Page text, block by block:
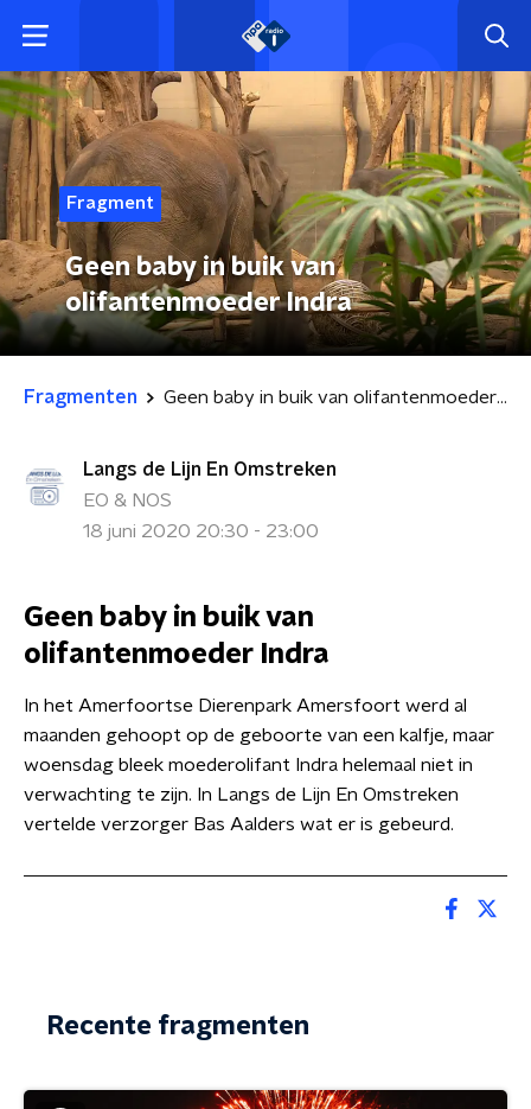
Fragment
Geen baby in buik van
olifantenmoeder Indra
Fragmenten Geen baby in buik van olifantenmoeder Indra
Langs de Lijn En Omstreken
EO & NOS
18 juni 2020 20:30 - 23:00
Geen baby in buik van
olifantenmoeder Indra
In het Amerfoortse Dierenpark Amersfoort werd al
maanden gehoopt op de geboorte van een kalfje, maar
woensdag bleek moederolifant Indra helemaal niet in
verwachting te zijn. In Langs de Lijn En Omstreken
vertelde verzorger Bas Aalders wat er is gebeurd.
Recente fragmenten